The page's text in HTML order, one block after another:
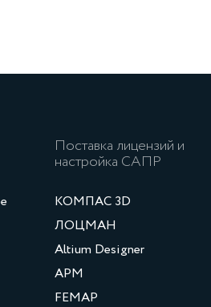
Поставка лицензий и
настройка САПР
КОМПАС 3D
ЛОЦМАН
Altium Designer
APM
FEMAP